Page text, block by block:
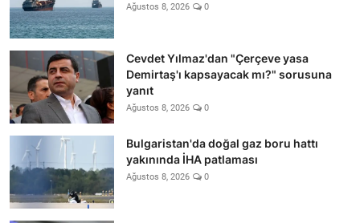
Ağustos 8, 2026 0
Cevdet Yılmaz'dan "Çerçeve yasa
Demirtaş'ı kapsayacak mı?" sorusuna
yanıt
Ağustos 8, 2026 0
Bulgaristan'da doğal gaz boru hattı
yakınında İHA patlaması
Ağustos 8, 2026 0